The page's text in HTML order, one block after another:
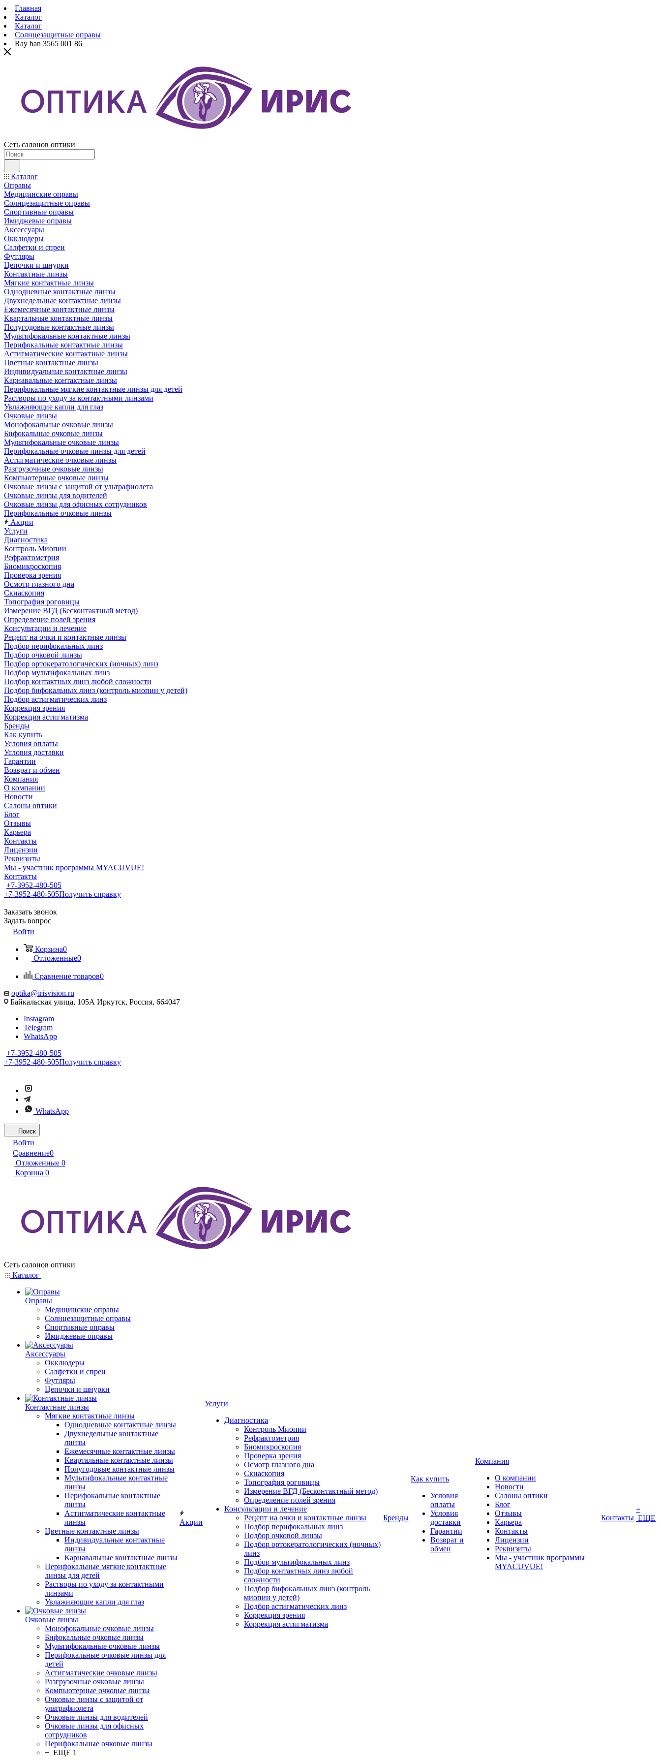
Главная
Каталог
Каталог
Солнцезащитные оправы
Ray ban 3565 001 86
Сеть салонов оптики
Каталог
Оправы
Медицинские оправы
Солнцезащитные оправы
Спортивные оправы
Имиджевые оправы
Аксессуары
Окклюдеры
Салфетки и спреи
Футляры
Цепочки и шнурки
Контактные линзы
Мягкие контактные линзы
Однодневные контактные линзы
Двухнедельные контактные линзы
Ежемесячные контактные линзы
Квартальные контактные линзы
Полугодовые контактные линзы
Мультифокальные контактные линзы
Перифокальные контактные линзы
Астигматические контактные линзы
Цветные контактные линзы
Индивидуальные контактные линзы
Карнавальные контактные линзы
Перифокальные мягкие контактные линзы для детей
Растворы по уходу за контактными линзами
Увлажняющие капли для глаз
Очковые линзы
Монофокальные очковые линзы
Бифокальные очковые линзы
Мультифокальные очковые линзы
Перифокальные очковые линзы для детей
Астигматические очковые линзы
Разгрузочные очковые линзы
Компьютерные очковые линзы
Очковые линзы с защитой от ультрафиолета
Очковые линзы для водителей
Очковые линзы для офисных сотрудников
Перифокальные очковые линзы
Акции
Услуги
Диагностика
Контроль Миопии
Рефрактометрия
Биомикроскопия
Проверка зрения
Осмотр глазного дна
Скиаскопия
Топография роговицы
Измерение ВГД (Бесконтактный метод)
Определение полей зрения
Консультации и лечение
Рецепт на очки и контактные линзы
Подбор перифокальных линз
Подбор очковой линзы
Подбор ортокератологических (ночных) линз
Подбор мультифокальных линз
Подбор контактных линз любой сложности
Подбор бифокальных линз (контроль миопии у детей)
Подбор астигматических линз
Коррекция зрения
Коррекция астигматизма
Бренды
Как купить
Условия оплаты
Условия доставки
Гарантии
Возврат и обмен
Компания
О компании
Новости
Салоны оптики
Блог
Отзывы
Карьера
Контакты
Лицензии
Реквизиты
Мы - участник программы MYACUVUE!
Контакты
+7-3952-480-505
+7-3952-480-505Получить справку
Заказать звонок
Задать вопрос
Войти
Корзина0
Отложенные0
Сравнение товаров0
optika@irisvision.ru
Байкальская улица, 105А Иркутск, Россия, 664047
Instagram
Telegram
WhatsApp
+7-3952-480-505
+7-3952-480-505Получить справку
WhatsApp
Поиск
Войти
Сравнение0
Отложенные 0
Корзина 0
Сеть салонов оптики
Каталог
Оправы
Медицинские оправы
Солнцезащитные оправы
Спортивные оправы
Имиджевые оправы
Аксессуары
Окклюдеры
Салфетки и спреи
Футляры
Цепочки и шнурки
Контактные линзы
Мягкие контактные линзы
Однодневные контактные линзы
Двухнедельные контактные
линзы
Ежемесячные контактные линзы
Квартальные контактные линзы
Полугодовые контактные линзы
Мультифокальные контактные
линзы
Перифокальные контактные
линзы
Астигматические контактные
линзы
Цветные контактные линзы
Индивидуальные контактные
линзы
Карнавальные контактные линзы
Перифокальные мягкие контактные
линзы для детей
Растворы по уходу за контактными
линзами
Увлажняющие капли для глаз
Очковые линзы
Монофокальные очковые линзы
Бифокальные очковые линзы
Мультифокальные очковые линзы
Перифокальные очковые линзы для
детей
Астигматические очковые линзы
Разгрузочные очковые линзы
Компьютерные очковые линзы
Очковые линзы с защитой от
ультрафиолета
Очковые линзы для водителей
Очковые линзы для офисных
сотрудников
Перифокальные очковые линзы
+ ЕЩЕ 1
Акции
Услуги
Диагностика
Контроль Миопии
Рефрактометрия
Биомикроскопия
Проверка зрения
Осмотр глазного дна
Скиаскопия
Топография роговицы
Измерение ВГД (Бесконтактный метод)
Определение полей зрения
Консультации и лечение
Рецепт на очки и контактные линзы
Подбор перифокальных линз
Подбор очковой линзы
Подбор ортокератологических (ночных)
линз
Подбор мультифокальных линз
Подбор контактных линз любой
сложности
Подбор бифокальных линз (контроль
миопии у детей)
Подбор астигматических линз
Коррекция зрения
Коррекция астигматизма
Бренды
Как купить
Условия
оплаты
Условия
доставки
Гарантии
Возврат и
обмен
Компания
О компании
Новости
Салоны оптики
Блог
Отзывы
Карьера
Контакты
Лицензии
Реквизиты
Мы - участник программы
MYACUVUE!
Контакты
+
ЕЩЕ